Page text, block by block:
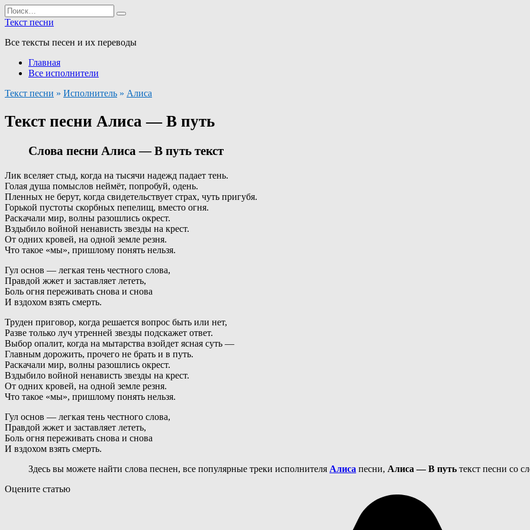
Перейти
к
Search
for:
Текст песни
Все тексты песен и их переводы
Главная
Все исполнители
Текст песни » Исполнитель » Алиса
Текст песни Алиса — В путь
Слова песни Алиса — В путь текст
Лик вселяет стыд, когда на тысячи надежд падает тень.
Голая душа помыслов неймёт, попробуй, одень.
Пленных не берут, когда свидетельствует страх, чуть пригубя.
Горькой пустоты скорбных пепелищ, вместо огня.
Раскачали мир, волны разошлись окрест.
Вздыбило войной ненависть звезды на крест.
От одних кровей, на одной земле резня.
Что такое «мы», пришлому понять нельзя.
Гул основ — легкая тень честного слова,
Правдой жжет и заставляет лететь,
Боль огня переживать снова и снова
И вздохом взять смерть.
Труден приговор, когда решается вопрос быть или нет,
Разве только луч утренней звезды подскажет ответ.
Выбор опалит, когда на мытарства взойдет ясная суть —
Главным дорожить, прочего не брать и в путь.
Раскачали мир, волны разошлись окрест.
Вздыбило войной ненависть звезды на крест.
От одних кровей, на одной земле резня.
Что такое «мы», пришлому понять нельзя.
Гул основ — легкая тень честного слова,
Правдой жжет и заставляет лететь,
Боль огня переживать снова и снова
И вздохом взять смерть.
Здесь вы можете найти слова песнен, все популярные треки исполнителя Алиса песни, Алиса — В путь текст песни со
Оцените статью